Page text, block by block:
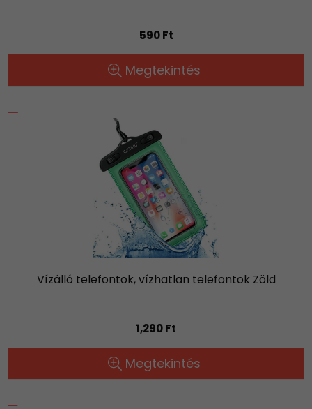
590 Ft
Megtekintés
Vízálló telefontok, vízhatlan telefontok Zöld
1,290 Ft
Megtekintés